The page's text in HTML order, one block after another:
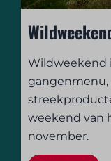
Wildweekend
gangenmenu,
weekend van
november.